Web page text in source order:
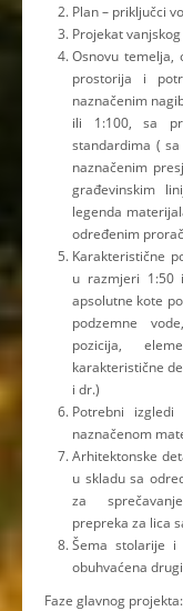
Plan – priključci
Projekat
Osnovu temelja,
prostorija i
naznačenim
ili 1:100, sa
standardima (
naznačenim
građevinskim
legenda
određenim
Karakteristične
u razmjeri 1:50
apsolutne kote
podzemne
pozicija,
karakteristične
i dr.)
Potrebni
naznačenom
Arhitektonske
u skladu sa
za
prepreka za lica
Šema stolarije i
obuhvaćena
Faze glavnog projekta: